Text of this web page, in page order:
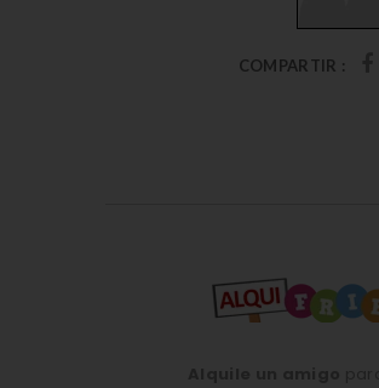
COMPARTIR :